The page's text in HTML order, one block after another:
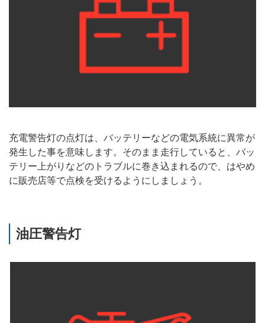
充電警告灯の点灯は、バッテリーなどの電気系統に異常が
発生した事を意味します。そのまま走行していると、バッ
テリー上がりなどのトラブルに巻き込まれるので、はやめ
に販売店等で点検を受けるようにしましょう。
油圧警告灯